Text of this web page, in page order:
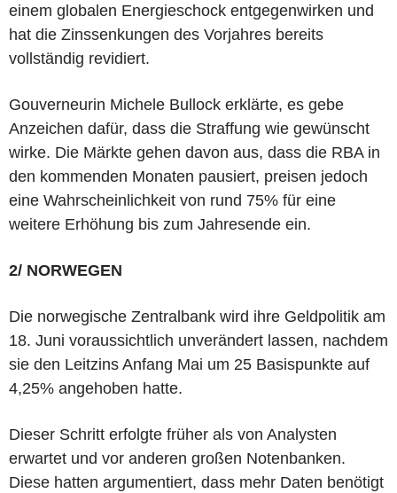
einem globalen Energieschock entgegenwirken und
hat die Zinssenkungen des Vorjahres bereits
vollständig revidiert.
Gouverneurin Michele Bullock erklärte, es gebe
Anzeichen dafür, dass die Straffung wie gewünscht
wirke. Die Märkte gehen davon aus, dass die RBA in
den kommenden Monaten pausiert, preisen jedoch
eine Wahrscheinlichkeit von rund 75% für eine
weitere Erhöhung bis zum Jahresende ein.
2/ NORWEGEN
Die norwegische Zentralbank wird ihre Geldpolitik am
18. Juni voraussichtlich unverändert lassen, nachdem
sie den Leitzins Anfang Mai um 25 Basispunkte auf
4,25% angehoben hatte.
Dieser Schritt erfolgte früher als von Analysten
erwartet und vor anderen großen Notenbanken.
Diese hatten argumentiert, dass mehr Daten benötigt